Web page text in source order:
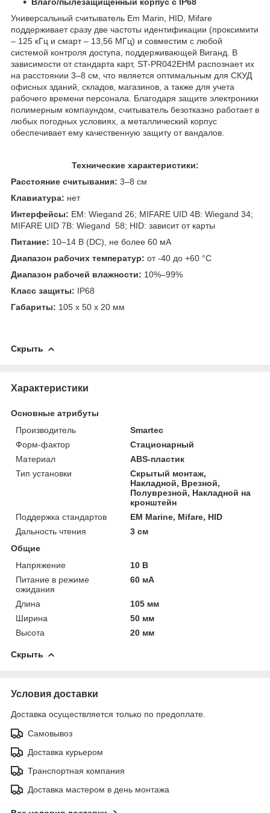
Универсальный считыватель Em Marin, HID, Mifare
поддерживает сразу две частоты идентификации (проксимити
– 125 кГц и смарт – 13,56 МГц) и совместим с любой
системой контроля доступа, поддерживающей Виганд. В
зависимости от стандарта карт, ST-PR042EHM распознает их
на расстоянии 3–8 см, что является оптимальным для СКУД
офисных зданий, складов, магазинов, а также для учета
рабочего времени персонала. Благодаря защите электроники
полимерным компаундом, считыватель безотказно работает в
любых погодных условиях, а металлический корпус
обеспечивает ему качественную защиту от вандалов.
Технические характеристики:
Расстояние считывания: 3–8 см
Клавиатура: нет
Интерфейсы: EM: Wiegand 26; MIFARE UID 4B: Wiegand 34;
MIFARE UID 7B: Wiegand 58; HID: зависит от карты
Питание: 10–14 В (DC), не более 60 мА
Диапазон рабочих температур: от -40 до +60 °С
Диапазон рабочей влажности: 10%–99%
Класс защиты: IP68
Габариты: 105 x 50 x 20 мм
Скрыть
Характеристики
Основные атрибуты
Производитель
Smartec
Форм-фактор
Стационарный
Материал
ABS-пластик
Тип установки
Скрытый монтаж,
Накладной, Врезной,
Полуврезной, Накладной на
кронштейн
Поддержка стандартов
EM Marine, Mifare, HID
Дальность чтения
3 см
Общие
Напряжение
10 В
Питание в режиме
ожидания
60 мА
Длина
105 мм
Ширина
50 мм
Высота
20 мм
Скрыть
Условия доставки
Доставка осуществляется только по предоплате.
Самовывоз
Доставка курьером
Транспортная компания
Доставка мастером в день монтажа